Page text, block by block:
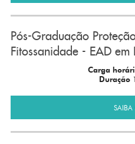
Pós-Graduação
Fitossanidade - EAD em
Carga
Duração
SAIBA